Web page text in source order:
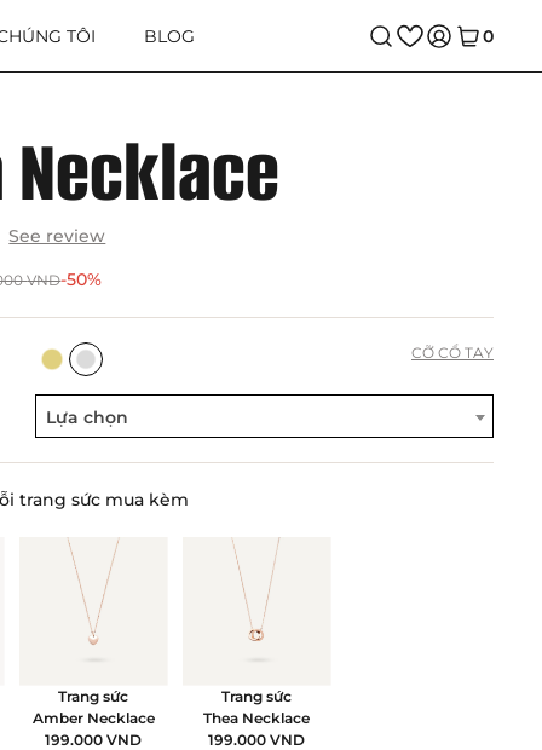
TÔI BLOG 0
See review
VND-50%
CỠ CỔ TAY
Lựa chọn
trang sức mua kèm
Trang sức
Amber Necklace
199.000VND
Trang sức
Thea Necklace
199.000VND